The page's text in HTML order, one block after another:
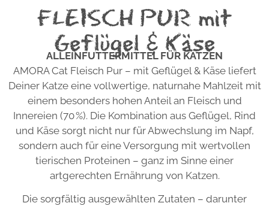
FLEISCH PUR mit
Geflügel & Käse
ALLEINFUTTERMITTEL FÜR KATZEN
AMORA Cat Fleisch Pur – mit Geflügel & Käse liefert
Deiner Katze eine vollwertige, naturnahe Mahlzeit mit
einem besonders hohen Anteil an Fleisch und
Innereien (70 %). Die Kombination aus Geflügel, Rind
und Käse sorgt nicht nur für Abwechslung im Napf,
sondern auch für eine Versorgung mit wertvollen
tierischen Proteinen – ganz im Sinne einer
artgerechten Ernährung von Katzen.
Die sorgfältig ausgewählten Zutaten – darunter